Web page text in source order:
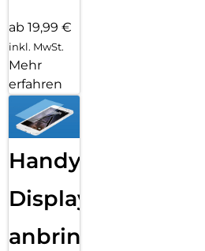
ab 19,99 €
inkl. MwSt.
Mehr
erfahren
Handy
Displayfolie
anbringen